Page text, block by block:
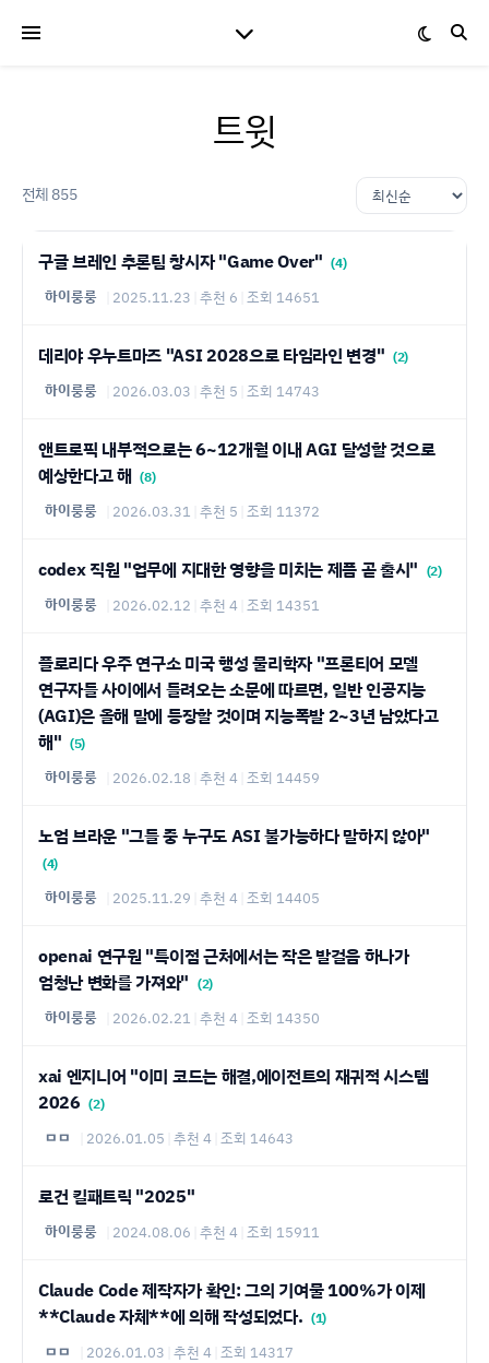
트윗
전체 855
구글 브레인 추론팀 창시자 "Game Over" (4)
하이룽룽 2025.11.23 추천 6 조회 14651
데리야 우누트마즈 "ASI 2028으로 타임라인 변경" (2)
하이룽룽 2026.03.03 추천 5 조회 14743
앤트로픽 내부적으로는 6~12개월 이내 AGI 달성할 것으로
예상한다고 해 (8)
하이룽룽 2026.03.31 추천 5 조회 11372
codex 직원 "업무에 지대한 영향을 미치는 제픔 곧 출시" (2)
하이룽룽 2026.02.12 추천 4 조회 14351
플로리다 우주 연구소 미국 행성 물리학자 "프론티어 모델
연구자들 사이에서 들려오는 소문에 따르면, 일반 인공지능
(AGI)은 올해 말에 등장할 것이며 지능폭발 2~3년 남았다고
해" (5)
하이룽룽 2026.02.18 추천 4 조회 14459
노엄 브라운 "그들 중 누구도 ASI 불가능하다 말하지 않아"
(4)
하이룽룽 2025.11.29 추천 4 조회 14405
openai 연구원 "특이점 근처에서는 작은 발걸음 하나가
엄청난 변화를 가져와" (2)
하이룽룽 2026.02.21 추천 4 조회 14350
xai 엔지니어 "이미 코드는 해결,에이전트의 재귀적 시스템
2026 (2)
ㅁㅁ 2026.01.05 추천 4 조회 14643
로건 킬패트릭 "2025"
하이룽룽 2024.08.06 추천 4 조회 15911
Claude Code 제작자가 확인: 그의 기여물 100%가 이제
**Claude 자체**에 의해 작성되었다. (1)
ㅁㅁ 2026.01.03 추천 4 조회 14317